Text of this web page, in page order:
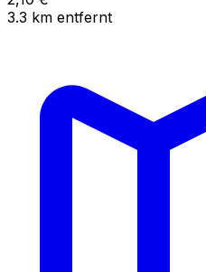
3.3 km entfernt